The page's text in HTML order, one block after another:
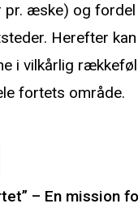
pr. æske) og fordel
Herefter
i vilkårlig
fortets område.
– En mission